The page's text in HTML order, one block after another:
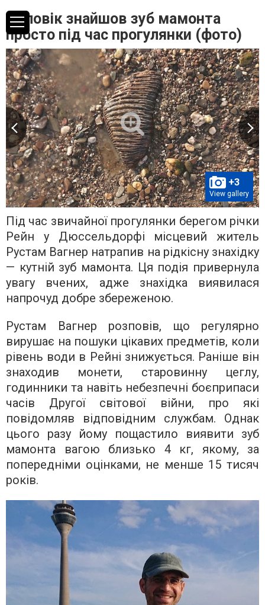
Чоловік знайшов зуб мамонта
просто під час прогулянки (фото)
+3
View gallery
Під час звичайної прогулянки берегом річки
Рейн у Дюссельдорфі місцевий житель
Рустам Вагнер натрапив на рідкісну знахідку
— кутній зуб мамонта. Ця подія привернула
увагу вчених, адже знахідка виявилася
напрочуд добре збереженою.
Рустам Вагнер розповів, що регулярно
вирушає на пошуки цікавих предметів, коли
рівень води в Рейні знижується. Раніше він
знаходив монети, старовинну цеглу,
годинники та навіть небезпечні боєприпаси
часів Другої світової війни, про які
повідомляв відповідним службам. Однак
цього разу йому пощастило виявити зуб
мамонта вагою близько 4 кг, якому, за
попередніми оцінками, не менше 15 тисяч
років.